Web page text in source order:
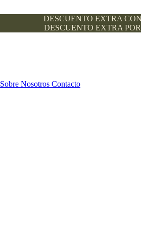
DESCUENTO EXTRA
DESCUENTO EXTRA
Sobre Nosotros Contacto